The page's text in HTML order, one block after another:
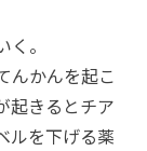
。
んかんを起こ
起きるとチア
ルを下げる薬